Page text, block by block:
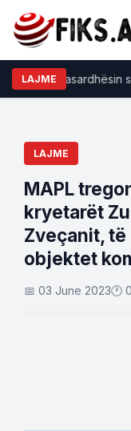
LAJME
zgjedh pasardhësin si
LAJME
MAPL
kryetarët
Zveçanit,
objektet
📅 03 June 2023🕐